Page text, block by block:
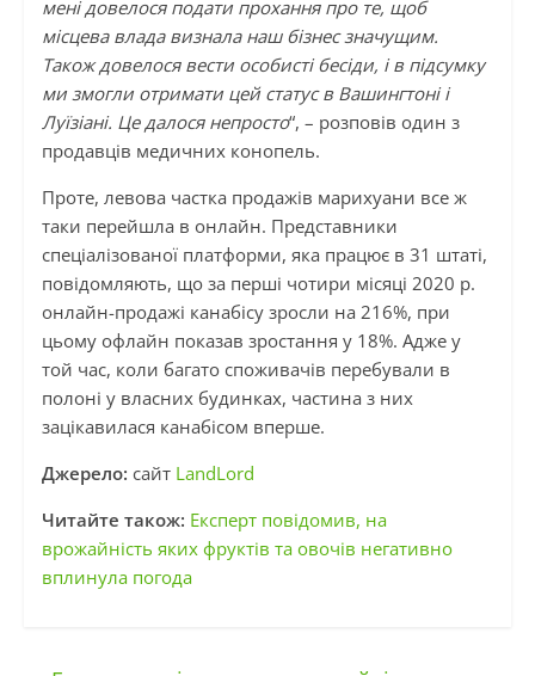
мені довелося подати прохання про те, щоб
місцева влада визнала наш бізнес значущим.
Також довелося вести особисті бесіди, і в підсумку
ми змогли отримати цей статус в Вашингтоні і
Луїзіані. Це далося непросто“, – розповів один з
продавців медичних конопель.
Проте, левова частка продажів марихуани все ж
таки перейшла в онлайн. Представники
спеціалізованої платформи, яка працює в 31 штаті,
повідомляють, що за перші чотири місяці 2020 р.
онлайн-продажі канабісу зросли на 216%, при
цьому офлайн показав зростання у 18%. Адже у
той час, коли багато споживачів перебували в
полоні у власних будинках, частина з них
зацікавилася канабісом вперше.
Джерело: сайт LandLord
Читайте також: Експерт повідомив, на
врожайність яких фруктів та овочів негативно
вплинула погода